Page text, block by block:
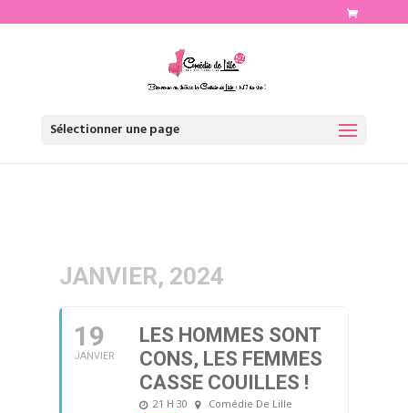
Sélectionner une page
JANVIER, 2024
19
JANVIER
LES HOMMES SONT
CONS, LES FEMMES
CASSE COUILLES !
21 H 30
Comédie De Lille